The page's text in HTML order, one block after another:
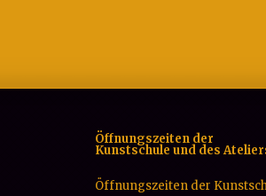
Öffnungszeiten der
Kunstschule und des
Öffnungszeiten der